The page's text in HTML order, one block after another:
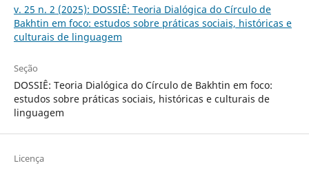
v. 25 n. 2 (2025): DOSSIÊ: Teoria Dialógica do Círculo de
Bakhtin em foco: estudos sobre práticas sociais, históricas e
culturais de linguagem
Seção
DOSSIÊ: Teoria Dialógica do Círculo de Bakhtin em foco:
estudos sobre práticas sociais, históricas e culturais de
linguagem
Licença